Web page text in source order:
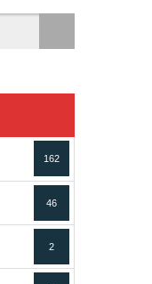
162
46
2